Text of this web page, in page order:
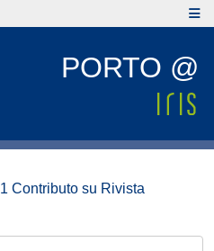
PORTO @
1 Contributo su Rivista